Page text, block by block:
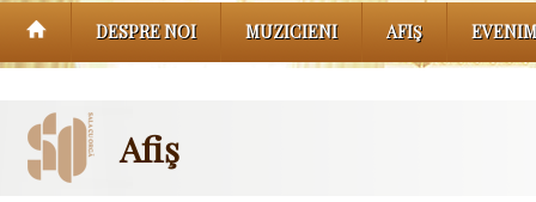
DESPRE NOI MUZICIENI AFIŞ
Afiş